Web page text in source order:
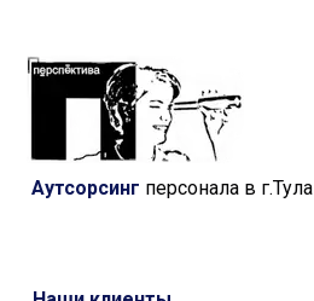
Аутсорсинг персонала в г.Тула